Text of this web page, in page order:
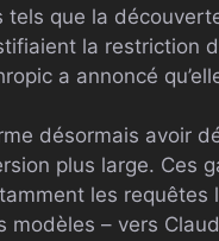
tels que la
la restriction
a annoncé
désormais avoir
plus large. Ces
les
modèles – vers